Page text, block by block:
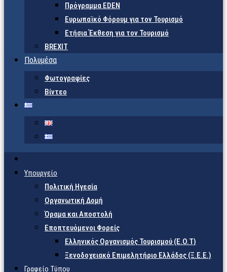
Πρόγραμμα EDEN
Ευρωπαϊκό Φόρουμ για τον Τουρισμό
Ετήσια Έκθεση για τον Τουρισμό
BREXIT
Πολυμέσα
Φωτογραφίες
Βίντεο
Υπουργείο
Πολιτική Ηγεσία
Οργανωτική Δομή
Όραμα και Αποστολή
Εποπτευόμενοι Φορείς
Eλληνικός Οργανισμός Τουρισμού (Ε.Ο.Τ)
Ξενοδοχειακό Επιμελητήριο Ελλάδος (Ξ.Ε.Ε.)
Γραφείο Τύπου